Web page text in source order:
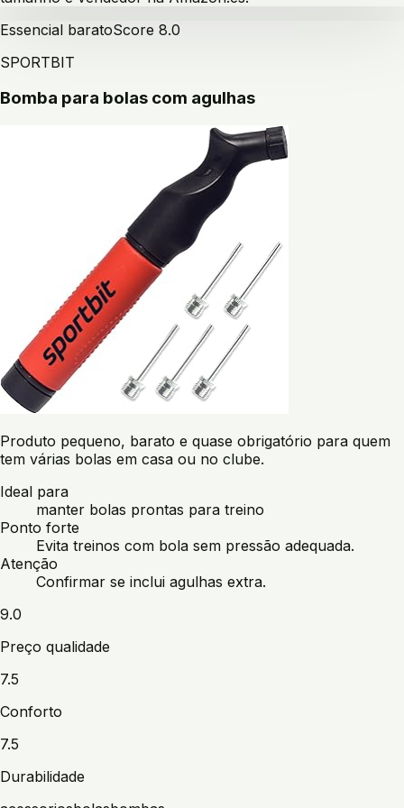
Essencial baratoScore 8.0
SPORTBIT
Bomba para bolas com agulhas
Produto pequeno, barato e quase obrigatório para quem
tem várias bolas em casa ou no clube.
Ideal para
manter bolas prontas para treino
Ponto forte
Evita treinos com bola sem pressão adequada.
Atenção
Confirmar se inclui agulhas extra.
9.0
Preço qualidade
7.5
Conforto
7.5
Durabilidade